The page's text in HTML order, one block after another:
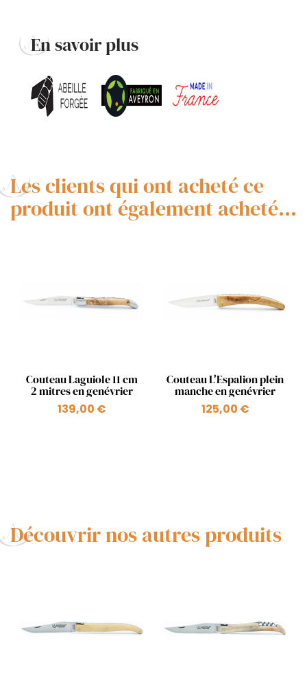
En savoir plus
Les clients qui ont acheté ce
produit ont également acheté...
Aperçu rapide
Couteau Laguiole 11 cm
2 mitres en genévrier
139,00 €
Aperçu rapide
Couteau L'Espalion plein
manche en genévrier
125,00 €
Découvrir nos autres produits